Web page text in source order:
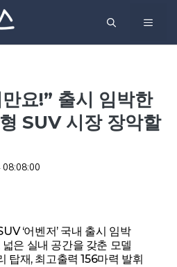
메
요!” 출시 임박한
SUV 시장 장악할
08:08:00
‘어벤저’ 국내 출시 임박
은 실내 공간을 갖춘 모델
재, 최고출력 156마력 발휘